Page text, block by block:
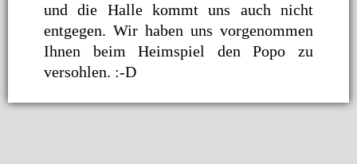
und die Halle kommt uns auch nicht
entgegen. Wir haben uns vorgenommen
Ihnen beim Heimspiel den Popo zu
versohlen. :-D